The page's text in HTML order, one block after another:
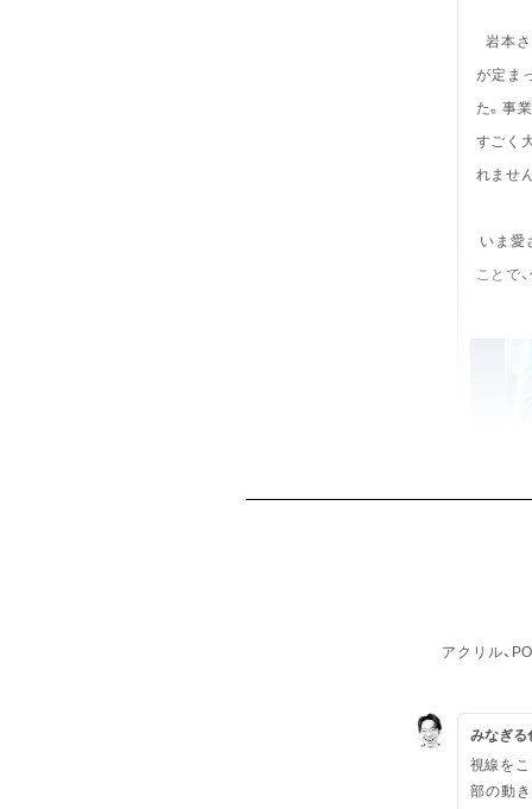
岩本
が定ま
た。事
すごく
れませ
いま愛
ことで
アクリル、
みなぎる
視線を
部の動